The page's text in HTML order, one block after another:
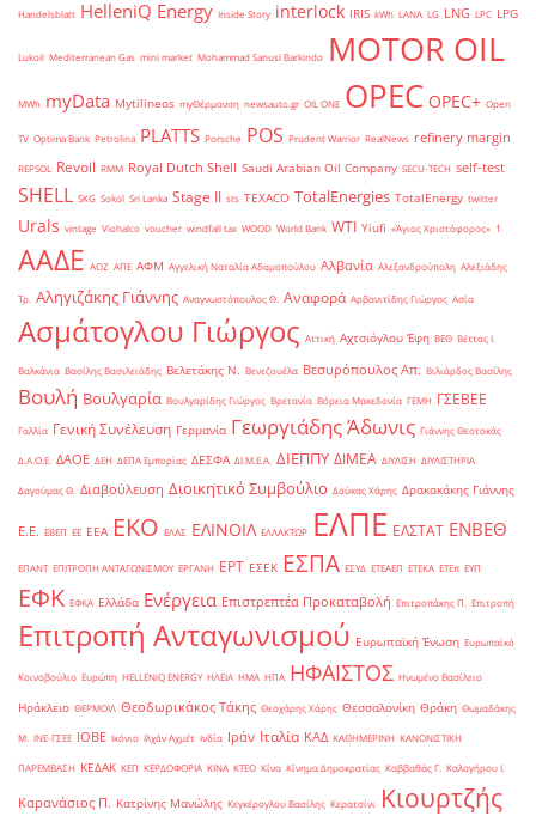
Handelsblatt HelleniQ Energy Inside Story interlock IRIS kWh LANA LG LNG LPC LPG
Lukoil Mediterranean Gas mini market Mohammad Sanusi Barkindo MOTOR OIL
MWh myData Mytilineos myΘέρμανση newsauto.gr OIL ONE OPEC OPEC+ Open
TV Optima Bank Petrolina PLATTS Porsche POS Prudent Warrior RealNews refinery margin
REPSOL Revoil RMM Royal Dutch Shell Saudi Arabian Oil Company SECU-TECH self-test
SHELL SKG Sokol Sri Lanka Stage II sts TEXACO TotalEnergies TotalEnergy twitter
Urals vintage Viohalco voucher windfall tax WOOD World Bank WTI Yiufi «Άγιος Χριστόφορος» ΄1
ΑΑΔΕ ΑΟΖ ΑΠΕ ΑΦΜ Αγγελική Ναταλία Αδαμοπούλου Αλβανία Αλεξανδρούπολη Αλεξιάδης
Τρ. Αληγιζάκης Γιάννης Αναγνωστόπουλος Θ. Αναφορά Αρβανιτίδης Γιώργος Ασία
Ασμάτογλου Γιώργος Αττική Αχτσιόγλου Έφη ΒΕΘ Βέττας Ι.
Βαλκάνια Βασίλης Βασιλειάδης Βελετάκης Ν. Βενεζουέλα Βεσυρόπουλος Απ. Βιλιάρδος Βασίλης
Βουλή Βουλγαρία Βουλγαρίδης Γιώργος Βρετανία Βόρεια Μακεδονία ΓΕΜΗ ΓΣΕΒΕΕ
Γαλλία Γενική Συνέλευση Γερμανία Γεωργιάδης Άδωνις Γιάννης Θεοτοκάς
Δ.Α.Ο.Ε. ΔΑΟΕ ΔΕΗ ΔΕΠΑ Εμπορίας ΔΕΣΦΑ ΔΙ.Μ.Ε.Α. ΔΙΕΠΠΥ ΔΙΜΕΑ ΔΙΥΛΙΣΗ ΔΙΥΛΙΣΤΗΡΙΑ
Δαγούμας Θ. Διαβούλευση Διοικητικό Συμβούλιο Δούκας Χάρης Δρακακάκης Γιάννης
Ε.Ε. ΕΒΕΠ ΕΕ ΕΕΑ ΕΚΟ ΕΛΑΣ ΕΛΙΝΟΙΛ ΕΛΛΑΚΤΩΡ ΕΛΠΕ ΕΛΣΤΑΤ ΕΝΒΕΘ
ΕΠΑΝΤ ΕΠΙΤΡΟΠΗ ΑΝΤΑΓΩΝΙΣΜΟΥ ΕΡΓΑΝΗ ΕΡΤ ΕΣΕΚ ΕΣΠΑ ΕΣΥΔ ΕΤΕΑΕΠ ΕΤΕΚΑ ΕΤΕπ ΕΥΠ
ΕΦΚ ΕΦΚΑ Ελλάδα Ενέργεια Επιστρεπτέα Προκαταβολή Επιτροπάκης Π. Επιτροπή
Επιτροπή Ανταγωνισμού Ευρωπαϊκή Ένωση Ευρωπαϊκό
Κοινοβούλιο Ευρώπη ΗELLENiQ ENERGY ΗΛΕΙΑ ΗΜΑ ΗΠΑ ΗΦΑΙΣΤΟΣ Ηνωμένο Βασίλειο
Ηράκλειο ΘΕΡΜΟΙΛ Θεοδωρικάκος Τάκης Θεοχάρης Χάρης Θεσσαλονίκη Θράκη Θωμαδάκης
Μ. ΙΝΕ-ΓΣΕΕ ΙΟΒΕ Ικόνιο Ιλχάν Αχμέτ Ινδία Ιράν Ιταλία ΚΑΔ ΚΑΘΗΜΕΡΙΝΗ ΚΑΝΟΝΙΣΤΙΚΗ
ΠΑΡΕΜΒΑΣΗ ΚΕΔΑΚ ΚΕΠ ΚΕΡΔΟΦΟΡΙΑ ΚΙΝΑ ΚΤΕΟ Κίνα Κίνημα Δημοκρατίας Καββαθάς Γ. Καλογήρου Ι.
Καρανάσιος Π. Κατρίνης Μανώλης Κεγκέρογλου Βασίλης Κερατσίνι
Κιουρτζής